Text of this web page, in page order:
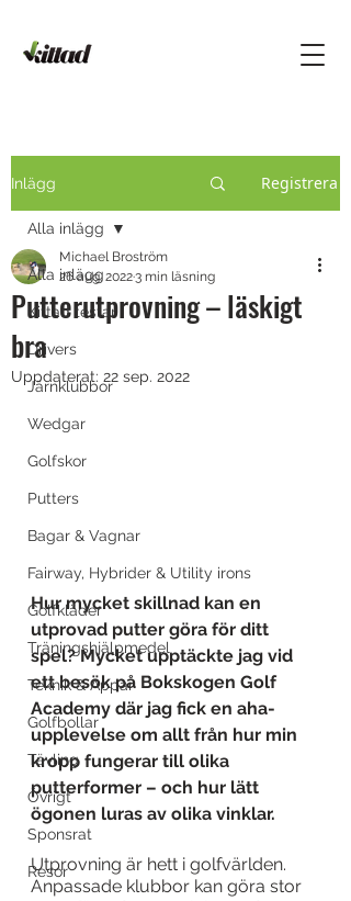
Inlägg Registrera
Alla inlägg
Kittad testar
Drivers
Järnklubbor
Wedgar
Golfskor
Putters
Bagar & Vagnar
Fairway, Hybrider & Utility irons
Golfkläder
Träningshjälpmedel
Teknik & Appar
Golfbollar
Tävling
Övrigt
Sponsrat
Resor
Alla inlägg
Putterutprovning – läskigt
bra
Michael Broström
26 aug. 20223 min läsning
Uppdaterat: 22 sep. 2022
Hur mycket skillnad kan en
utprovad putter göra för ditt
spel? Mycket upptäckte jag vid
ett besök på Bokskogen Golf
Academy där jag fick en aha-
upplevelse om allt från hur min
kropp fungerar till olika
putterformer – och hur lätt
ögonen luras av olika vinklar.
Utprovning är hett i golfvärlden.
Anpassade klubbor kan göra stor